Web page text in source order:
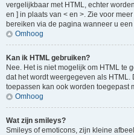
vergelijkbaar met HTML, echter
en ] in plaats van < en >. Zie voor
bereiken via de pagina wanneer u
Omhoog
Kan ik HTML gebruiken?
Nee. Het is niet mogelijk om HTML te
dat het wordt weergegeven als
toepassen kan ook worden toegepast
Omhoog
Wat zijn smileys?
Smileys of emoticons, zijn kleine